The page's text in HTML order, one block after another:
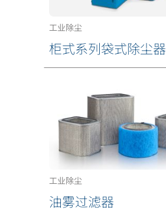
工业除尘
柜式系列袋式除尘器
工业除尘
油雾过滤器